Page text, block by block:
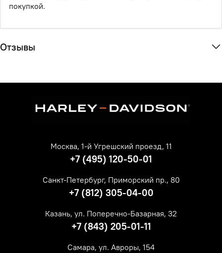
покупкой.
Отзывы
Москва, 1-й Угрешский проезд, 11
+7 (495) 120-50-01
Санкт-Петербург, Приморский пр., 80
+7 (812) 305-04-00
Казань, ул. Поперечно-Базарная, 32
+7 (843) 205-01-11
Самара, ул. Авроры, 154